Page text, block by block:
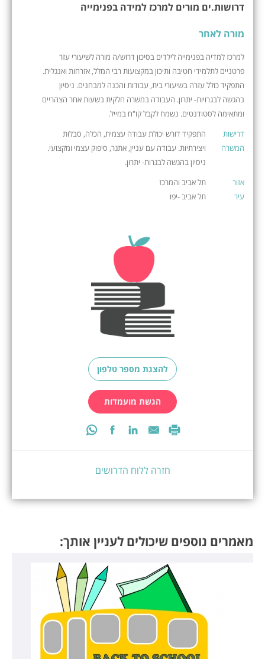
דרושות.ים מורים למרכז למידה בפנימייה
מורה לאחר
למרכז למדיה בפנימייה לילדים בסיכון דרוש/ה מורה לשיעורי עזר
פרטניים לתלמידי חטיבה ותיכון במקצועות רבי המלל, אזרחות ואנגלית.
התפקיד כולל עזרה בשיעורי בית, עבודות והכנה למבחנים. ניסיון
בהגשה לבגרויות- יתרון. העבודה במשרה חלקית בשעות אחר הצהריים
ומתאימה לסטודנטים. נשמח לקבל קו"ח במייל.
דרישות
המשרה
התפקיד דורש יכולת עבודה עצמית, הכלה, סבלות
ויצירתיות. עבודה עם עניין, אתגר, סיפוק עצמי ומקצועי.
ניסיון בהגשה לבגרות- יתרון.
אזור
תל אביב והמרכז
עיר
תל אביב -יפו
להצגת מספר טלפון
הגשת מועמדות
חזרה ללוח הדרושים
מאמרים נוספים שיכולים לעניין אותך: